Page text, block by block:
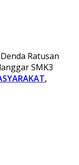
Ratusan
SMK3
,